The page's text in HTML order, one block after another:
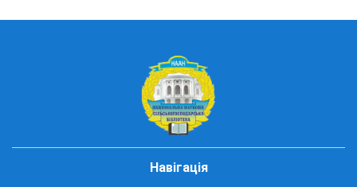
Навігація